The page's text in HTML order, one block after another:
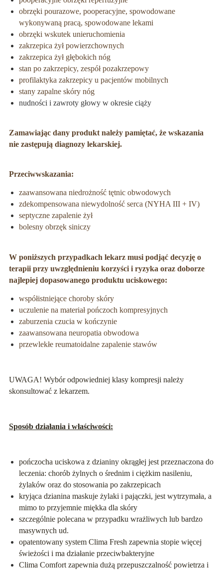
obrzęki pourazowe, pooperacyjne, spowodowane
wykonywaną pracą, spowodowane lekami
obrzęki wskutek unieruchomienia
zakrzepica żył powierzchownych
zakrzepica żył głębokich nóg
stan po zakrzepicy, zespół pozakrzepowy
profilaktyka zakrzepicy u pacjentów mobilnych
stany zapalne skóry nóg
nudności i zawroty głowy w okresie ciąży
Zamawiając dany produkt należy pamiętać, że wskazania
nie zastępują diagnozy lekarskiej.
Przeciwwskazania:
zaawansowana niedrożność tętnic obwodowych
zdekompensowana niewydolność serca (NYHA III + IV)
septyczne zapalenie żył
bolesny obrzęk siniczy
W poniższych przypadkach lekarz musi podjąć decyzję o
terapii przy uwzględnieniu korzyści i ryzyka oraz doborze
najlepiej dopasowanego produktu uciskowego:
współistniejące choroby skóry
uczulenie na materiał pończoch kompresyjnych
zaburzenia czucia w kończynie
zaawansowana neuropatia obwodowa
przewlekłe reumatoidalne zapalenie stawów
UWAGA! Wybór odpowiedniej klasy kompresji należy
skonsultować z lekarzem.
Sposób działania i właściwości:
pończocha uciskowa z dzianiny okrągłej jest przeznaczona do
leczenia: chorób żylnych o średnim i ciężkim nasileniu,
żylaków oraz do stosowania po zakrzepicach
kryjąca dzianina maskuje żylaki i pajączki, jest wytrzymała, a
mimo to przyjemnie miękka dla skóry
szczególnie polecana w przypadku wrażliwych lub bardzo
masywnych ud.
opatentowany system Clima Fresh zapewnia stopie więcej
świeżości i ma działanie przeciwbakteryjne
Clima Comfort zapewnia dużą przepuszczalność powietrza i